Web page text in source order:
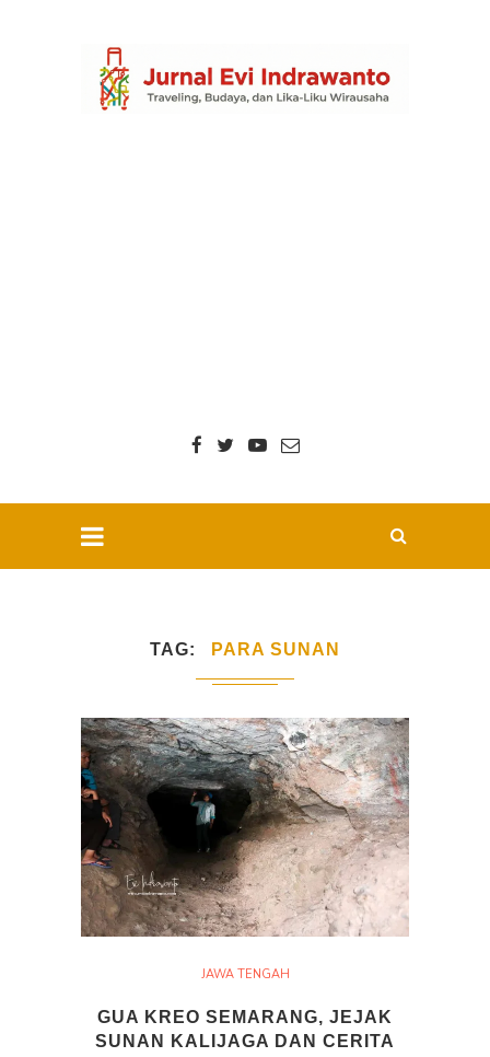
TAG PARA SUNAN
JAWA TENGAH
GUA KREO SEMARANG, JEJAK
SUNAN KALIJAGA DAN CERITA